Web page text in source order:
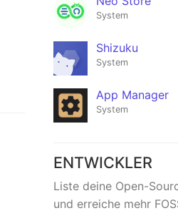
System
Shizuku
System
App Manager
System
ENTWICKLER
Liste deine Open-
und erreiche mehr